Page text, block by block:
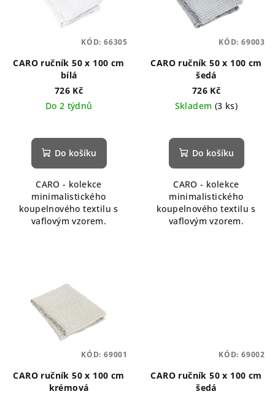
CARO ručník 50 x 100 cm
bílá
726 Kč
Do 2 týdnů
Do košíku
CARO - kolekce
minimalistického
koupelnového textilu s
vaflovým vzorem.
KÓD: 66305
CARO ručník 50 x 100 cm
šedá
726 Kč
Skladem (3 ks)
Do košíku
CARO - kolekce
minimalistického
koupelnového textilu s
vaflovým vzorem.
KÓD: 69003
CARO ručník 50 x 100 cm
krémová
KÓD: 69001
CARO ručník 50 x 100 cm
šedá
KÓD: 69002